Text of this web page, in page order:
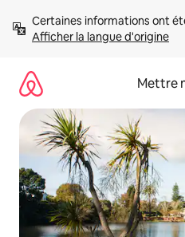
directement
Afficher la langue d'origine
Mettre